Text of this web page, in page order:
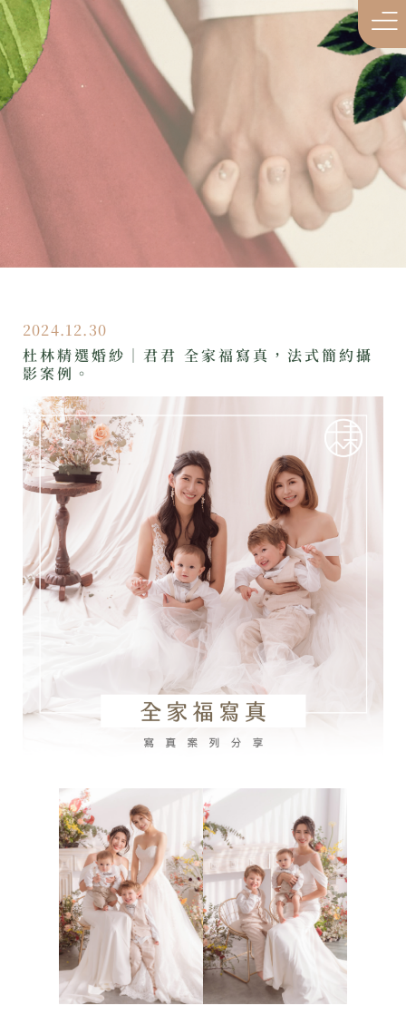
2024.12.30
杜林精選婚紗｜君君 全家福寫真，法式簡約攝
影案例。